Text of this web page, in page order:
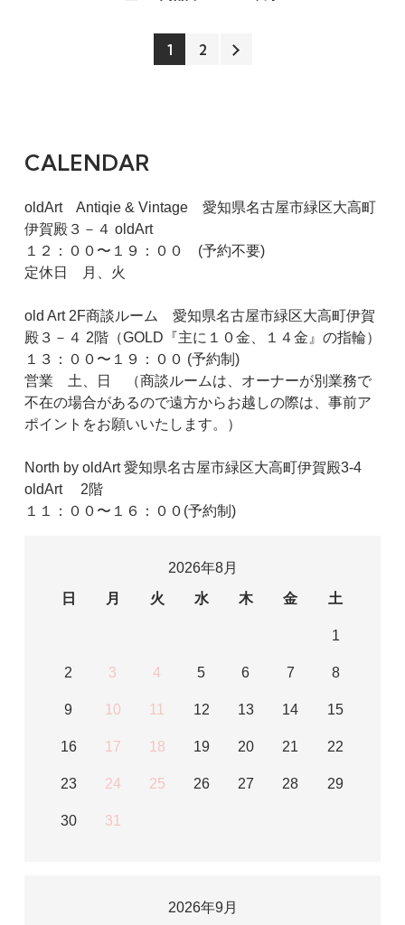
1 2
CALENDAR
oldArt Antiqie & Vintage 愛知県名古屋市緑区大高町
伊賀殿３－４ oldArt
１２：００〜１９：００ (予約不要)
定休日 月、火
old Art 2F商談ルーム 愛知県名古屋市緑区大高町伊賀
殿３－４ 2階（GOLD『主に１０金、１４金』の指輪）
１３：００〜１９：００ (予約制)
営業 土、日 （商談ルームは、オーナーが別業務で
不在の場合があるので遠方からお越しの際は、事前ア
ポイントをお願いいたします。）
North by oldArt 愛知県名古屋市緑区大高町伊賀殿3-4
oldArt 2階
１１：００〜１６：００(予約制)
2026年8月
日
月 火 水 木 金 土
1
2 3 4 5 6 7 8
9 10 11 12 13 14 15
16 17 18 19 20 21 22
23 24 25 26 27 28 29
30 31
2026年9月